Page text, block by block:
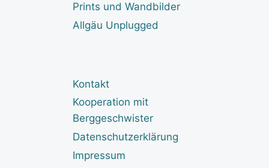
Prints und Wandbilder
Allgäu Unplugged
Kontakt
Kooperation mit
Berggeschwister
Datenschutzerklärung
Impressum